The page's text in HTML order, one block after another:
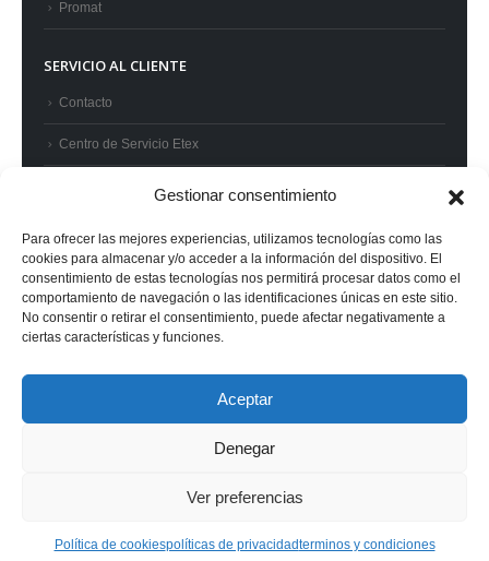
Gestionar consentimiento
Para ofrecer las mejores experiencias, utilizamos tecnologías como las
cookies para almacenar y/o acceder a la información del dispositivo. El
consentimiento de estas tecnologías nos permitirá procesar datos como el
comportamiento de navegación o las identificaciones únicas en este sitio.
No consentir o retirar el consentimiento, puede afectar negativamente a
ciertas características y funciones.
Aceptar
Denegar
Ver preferencias
Política de cookiespolíticas de privacidadterminos y condiciones
Promat
SERVICIO AL CLIENTE
Contacto
Centro de Servicio Etex
Superintendencia de Industria y Comercio
© 2022 Etex - Todos los derechos reservados.